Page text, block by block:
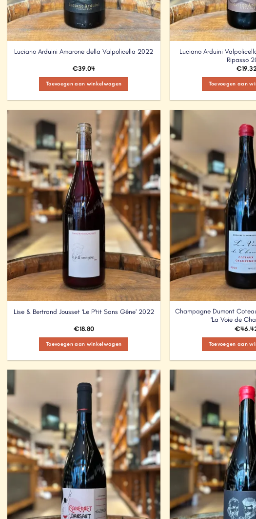
Luciano Arduini Amarone della Valpolicella 2022
€39.04
Toevoegen aan winkelwagen
Luciano Arduini
Ripasso
€
Toevoegen aan
Add to
Wishlist
Lise & Bertrand Jousset ‘Le P’tit Sans Gêne’ 2022
€18.80
Toevoegen aan winkelwagen
Champagne Dumont
‘La Voie de
€
Toevoegen aan
Add to
Wishlist